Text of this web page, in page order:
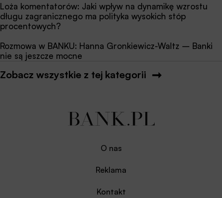
Loża komentatorów: Jaki wpływ na dynamikę wzrostu
długu zagranicznego ma polityka wysokich stóp
procentowych?
Rozmowa w BANKU: Hanna Gronkiewicz-Waltz – Banki
nie są jeszcze mocne
Zobacz wszystkie z tej kategorii
O nas
Reklama
Kontakt